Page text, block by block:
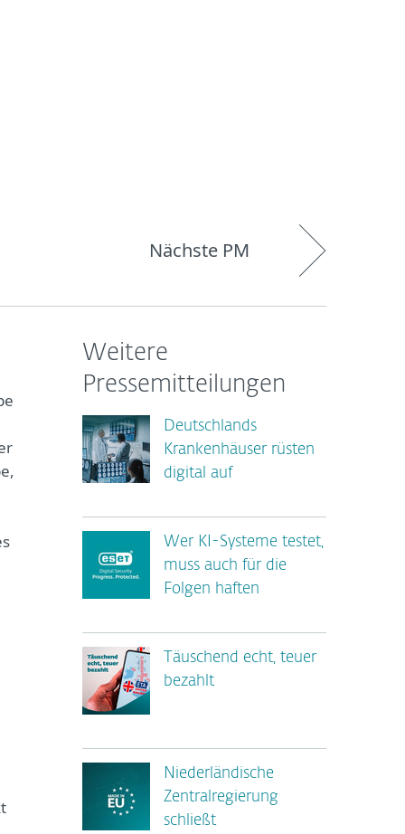
Nächste PM
Weitere
Pressemitteilungen
Deutschlands
Krankenhäuser rüsten
digital auf
Wer KI-Systeme testet,
muss auch für die
Folgen haften
Täuschend echt, teuer
bezahlt
Niederländische
Zentralregierung
schließt